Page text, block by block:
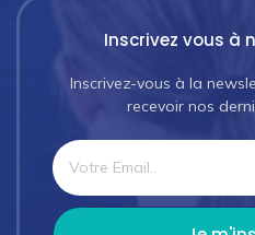
Inscrivez vous à
Inscrivez-vous à la
recevoir nos